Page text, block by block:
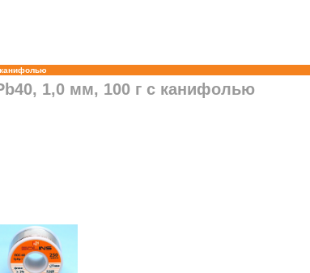
канифолью
1,0 мм, 100 г с канифолью